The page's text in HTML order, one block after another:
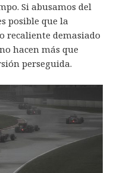
Si abusamos del
posible que la
recaliente demasiado
hacen más que
perseguida.